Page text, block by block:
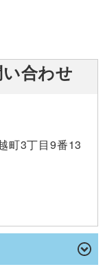
合わせ
町3丁目9番13